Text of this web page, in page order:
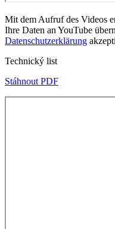
Mit dem Aufruf des Videos
Ihre Daten an YouTube
Datenschutzerklärung
Technický list
Stáhnout PDF